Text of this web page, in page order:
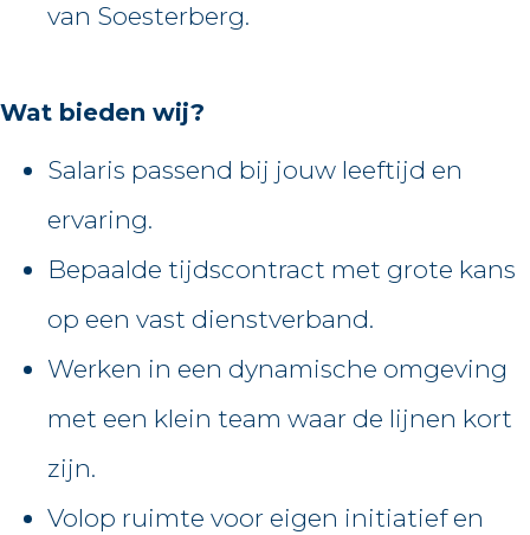
van Soesterberg.
Wat bieden wij?
Salaris passend bij jouw leeftijd en
ervaring.
Bepaalde tijdscontract met grote kans
op een vast dienstverband.
Werken in een dynamische omgeving
met een klein team waar de lijnen kort
zijn.
Volop ruimte voor eigen initiatief en